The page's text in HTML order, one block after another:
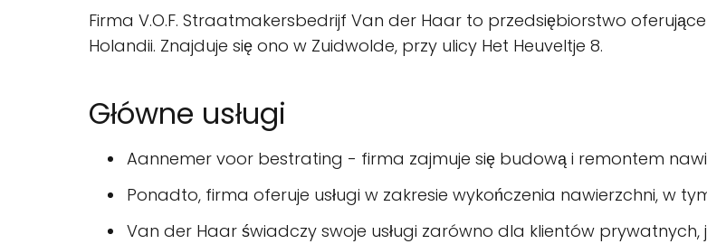
Firma V.O.F. Straatmakersbedrijf Van der Haar to przedsiębiorstwo
Holandii. Znajduje się ono w Zuidwolde, przy ulicy Het Heuveltje 8.
Główne usługi
Aannemer voor bestrating - firma zajmuje się budową i remontem
Ponadto, firma oferuje usługi w zakresie wykończenia nawierzchni, w
Van der Haar świadczy swoje usługi zarówno dla klientów